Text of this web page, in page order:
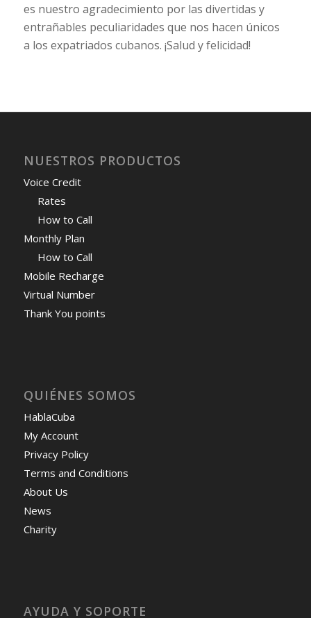
es nuestro agradecimiento por las divertidas y
entrañables peculiaridades que nos hacen únicos
a los expatriados cubanos. ¡Salud y felicidad!
NUESTROS PRODUCTOS
Voice Credit
Rates
How to Call
Monthly Plan
How to Call
Mobile Recharge
Virtual Number
Thank You points
QUIÉNES SOMOS
HablaCuba
My Account
Privacy Policy
Terms and Conditions
About Us
News
Charity
AYUDA Y SOPORTE